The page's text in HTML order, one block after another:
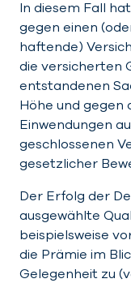
In diesem Fall
gegen einen
haftende)
die versicherten
entstandenen
Höhe und gegen
Einwendungen
geschlossenen
gesetzlicher
Der Erfolg der
ausgewählte
beispielsweise
die Prämie im
Gelegenheit zu